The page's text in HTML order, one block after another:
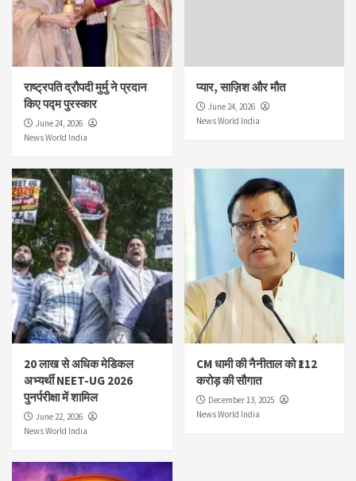
राष्ट्रपति द्रौपदी मुर्मु ने प्रदान
किए पद्म पुरस्कार
June 24, 2026
News World India
प्यार, साज़िश और मौत
June 24, 2026
News World India
20 लाख से अधिक मेडिकल
अभ्यर्थी NEET-UG 2026
पुनर्परीक्षा में शामिल
June 22, 2026
News World India
CM धामी की नैनीताल को ₹112
करोड़ की सौगात
December 13, 2025
News World India